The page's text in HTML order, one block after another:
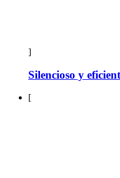
]
Silencioso y
[